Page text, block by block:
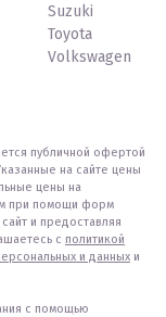
Suzuki
Toyota
Volkswagen
публичной офертой
на сайте цены
цены на
при помощи форм
и предоставляя
с политикой
и данных и
с помощью